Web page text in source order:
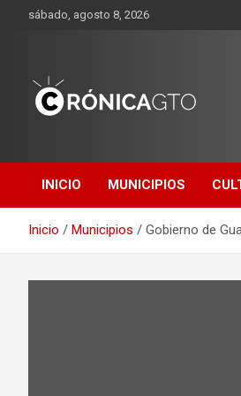
sábado, agosto 8, 2026
INICIO MUNICIPIOS
Inicio Municipios Gobierno de